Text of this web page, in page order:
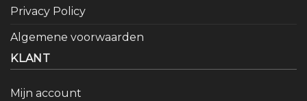
Privacy Policy
Algemene voorwaarden
KLANT
Mijn account